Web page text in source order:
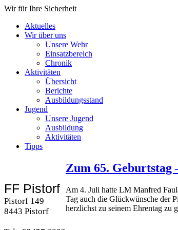
Wir für Ihre Sicherheit
Aktuelles
Wir über uns
Unsere Wehr
Einsatzbereich
Chronik
Aktivitäten
Übersicht
Berichte
Ausbildungsstand
Jugend
Unsere Jugend
Ausbildung
Aktivitäten
Tipps
FF Pistorf
Pistorf 149
8443 Pistorf
Zum 65.
Am 4. Juli hatte LM Manfred
Tag auch die Glückwünsche der
herzlichst zu seinem Ehrentag zu